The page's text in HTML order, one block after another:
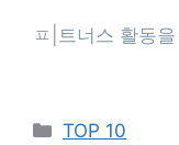
Categories
TOP 10